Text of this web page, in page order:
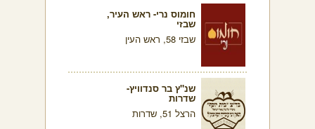
חומוס נרי- ראש העיר,
שבזי
שבזי 58, ראש העין
שנ"ץ בר סנדוויץ-
שדרות
הרצל 51, שדרות